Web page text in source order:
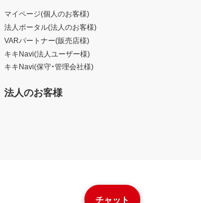
チャット
マイページ(個人のお客様)
法人ポータル(法人のお客様)
VARパートナー(販売店様)
キキNavi(法人ユーザー様)
キキNavi(保守・管理会社様)
法人のお客様